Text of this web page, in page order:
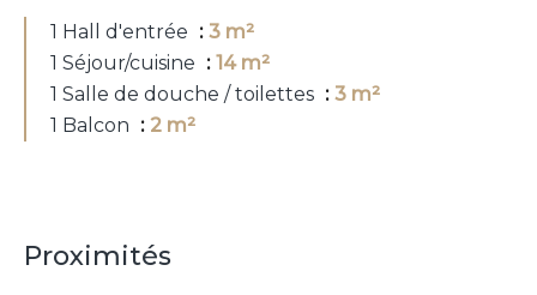
1 Hall d'entrée
3 m²
1 Séjour/cuisine
14 m²
1 Salle de douche / toilettes
3 m²
1 Balcon
2 m²
Proximités